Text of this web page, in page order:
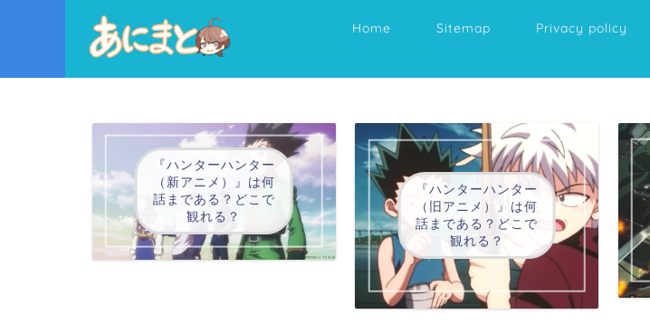
Home Sitemap Privacy policy
『ハンターハンター
（新アニメ）』は何
話まである？どこで
観れる？
『ハンターハンター
（旧アニメ）』は何
話まである？どこで
観れる？